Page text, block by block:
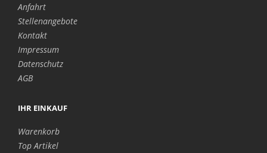
Anfahrt
Stellenangebote
Kontakt
Impressum
Datenschutz
AGB
IHR EINKAUF
Warenkorb
Top Artikel